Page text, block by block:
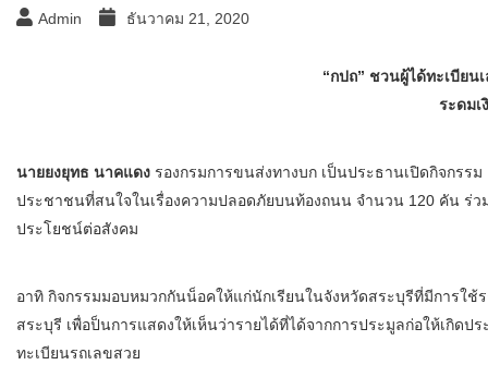
Admin ธันวาคม 21, 2020
“กปถ” ชวนผู้ได้ทะเบียน
ระดมเ
นายยงยุทธ นาคแดง รองกรมการขนส่งทางบก เป็นประธานเปิดกิจกรรม
ประชาชนที่สนใจในเรื่องความปลอดภัยบนท้องถนน จำนวน 120 คัน ร่ว
ประโยชน์ต่อสังคม
อาทิ กิจกรรมมอบหมวกกันน็อคให้แก่นักเรียนในจังหวัดสระบุรีที่มีการใ
สระบุรี เพื่อป็นการแสดงให้เห็นว่ารายได้ที่ได้จากการประมูลก่อให้เกิด
ทะเบียนรถเลขสวย